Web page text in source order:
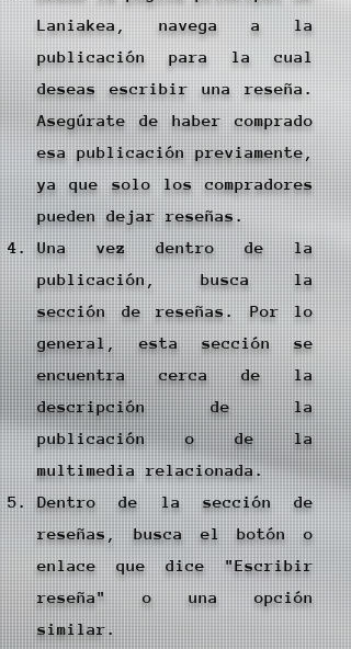
Laniakea, navega a la
publicación para la cual
deseas escribir una reseña.
Asegúrate de haber comprado
esa publicación previamente,
ya que solo los compradores
pueden dejar reseñas.
Una vez dentro de la
publicación, busca la
sección de reseñas. Por lo
general, esta sección se
encuentra cerca de la
descripción de la
publicación o de la
multimedia relacionada.
Dentro de la sección de
reseñas, busca el botón o
enlace que dice "Escribir
reseña" o una opción
similar.